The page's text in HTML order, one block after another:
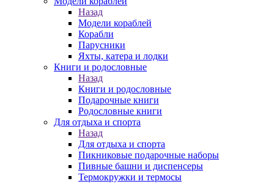
Назад
Модели кораблей
Корабли
Парусники
Яхты, катера и лодки
Книги и родословные
Назад
Книги и родословные
Подарочные книги
Родословные книги
Для отдыха и спорта
Назад
Для отдыха и спорта
Пикниковые подарочные наборы
Пивные башни и диспенсеры
Термокружки и термосы